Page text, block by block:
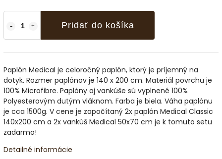
Pridať do košíka
Paplón Medical je celoročný paplón, ktorý je príjemný na
dotyk. Rozmer paplónov je 140 x 200 cm. Materiál povrchu je
100% Microfibre. Paplóny aj vankúše sú vyplnené 100%
Polyesterovým dutým vláknom. Farba je biela. Váha paplónu
je cca 1500g. V cene je započítaný 2x paplón Medical Classic
140x200 cm a 2x vankúš Medical 50x70 cm je k tomuto setu
zadarmo!
Detailné informácie